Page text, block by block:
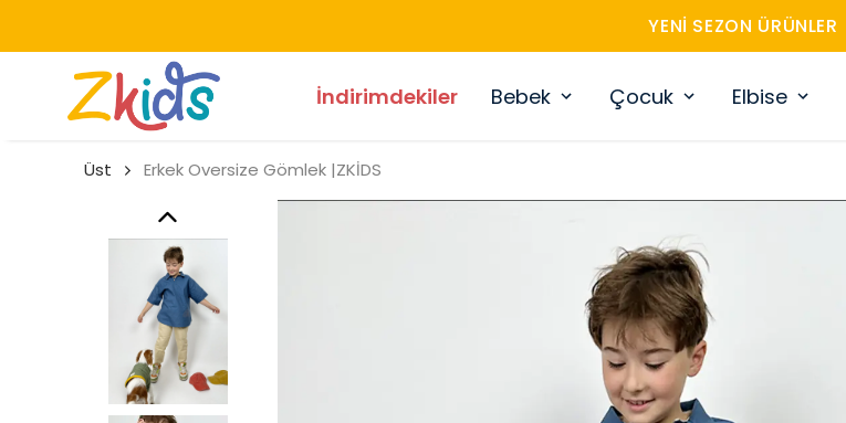
YENI SEZON ÜRÜNLER
İndirimdekiler Bebek Çocuk Elbise
Üst Erkek Oversize Gömlek |ZKİDS